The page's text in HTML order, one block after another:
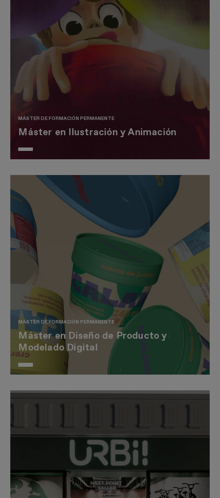
MÁSTER DE FORMACIÓN PERMANENTE
Máster en Ilustración y Animación
MÁSTER DE FORMACIÓN PERMANENTE
Máster en Diseño de Producto y
Modelado Digital